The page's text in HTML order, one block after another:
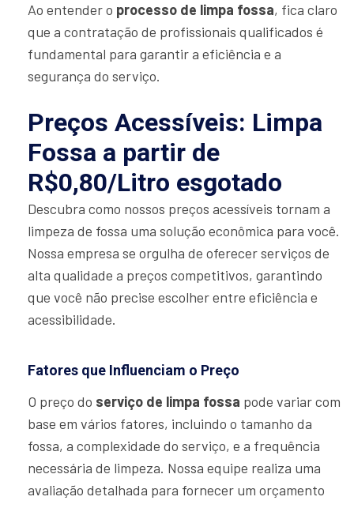
Ao entender o processo de limpa fossa, fica claro
que a contratação de profissionais qualificados é
fundamental para garantir a eficiência e a
segurança do serviço.
Preços Acessíveis: Limpa
Fossa a partir de
R$0,80/Litro esgotado
Descubra como nossos preços acessíveis tornam a
limpeza de fossa uma solução econômica para você.
Nossa empresa se orgulha de oferecer serviços de
alta qualidade a preços competitivos, garantindo
que você não precise escolher entre eficiência e
acessibilidade.
Fatores que Influenciam o Preço
O preço do serviço de limpa fossa pode variar com
base em vários fatores, incluindo o tamanho da
fossa, a complexidade do serviço, e a frequência
necessária de limpeza. Nossa equipe realiza uma
avaliação detalhada para fornecer um orçamento